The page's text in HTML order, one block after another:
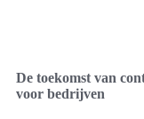
De toekomst van
voor bedrijven